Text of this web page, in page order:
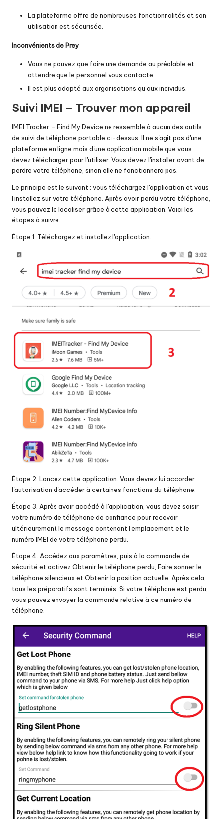
La plateforme offre de nombreuses fonctionnalités et son
utilisation est sécurisée.
Inconvénients de Prey
Vous ne pouvez que faire une demande au préalable et
attendre que le personnel vous contacte.
Il est plus adapté aux organisations qu’aux individus.
Suivi IMEI – Trouver mon appareil
IMEI Tracker – Find My Device ne ressemble à aucun des outils
de suivi de téléphone portable ci-dessus. Il ne s'agit pas d'une
plateforme en ligne mais d'une application mobile que vous
devez télécharger pour l'utiliser. Vous devez l'installer avant de
perdre votre téléphone, sinon elle ne fonctionnera pas.
Le principe est le suivant : vous téléchargez l'application et vous
l'installez sur votre téléphone. Après avoir perdu votre téléphone,
vous pouvez le localiser grâce à cette application. Voici les
étapes à suivre.
Étape 1. Téléchargez et installez l'application.
Étape 2. Lancez cette application. Vous devrez lui accorder
l'autorisation d'accéder à certaines fonctions du téléphone.
Étape 3. Après avoir accédé à l'application, vous devez saisir
votre numéro de téléphone de confiance pour recevoir
ultérieurement le message contenant l'emplacement et le
numéro IMEI de votre téléphone perdu.
Étape 4. Accédez aux paramètres, puis à la commande de
sécurité et activez Obtenir le téléphone perdu, Faire sonner le
téléphone silencieux et Obtenir la position actuelle. Après cela,
tous les préparatifs sont terminés. Si votre téléphone est perdu,
vous pouvez envoyer la commande relative à ce numéro de
téléphone.